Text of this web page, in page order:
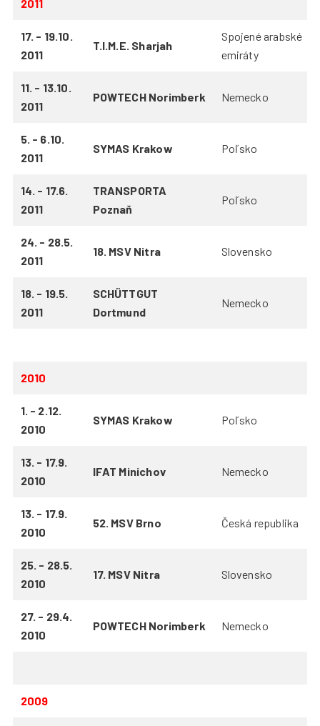
2011
17. - 19.10.
2011
T.I.M.E. Sharjah
Spojené arabské
emiráty
11. - 13.10.
2011
POWTECH Norimberk Nemecko
5. - 6.10.
2011
SYMAS Krakow Poľsko
14. - 17.6.
2011
TRANSPORTA
Poznaň
Poľsko
24. - 28.5.
2011
18. MSV Nitra Slovensko
18. - 19.5.
2011
SCHÜTTGUT
Dortmund
Nemecko
2010
1. - 2.12.
2010
SYMAS Krakow Poľsko
13. - 17.9.
2010
IFAT Minichov Nemecko
13. - 17.9.
2010
52. MSV Brno Česká republika
25. - 28.5.
2010
17. MSV Nitra Slovensko
27. - 29.4.
2010
POWTECH Norimberk Nemecko
2009